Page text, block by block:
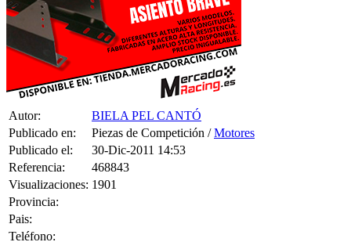
Autor:
BIELA PEL CANTÓ
Publicado en:
Piezas de Competición /
Publicado el:
30-Dic-2011 14:53
Referencia:
468843
Visualizaciones:
1901
Provincia:
Pais:
Teléfono:
Tag: